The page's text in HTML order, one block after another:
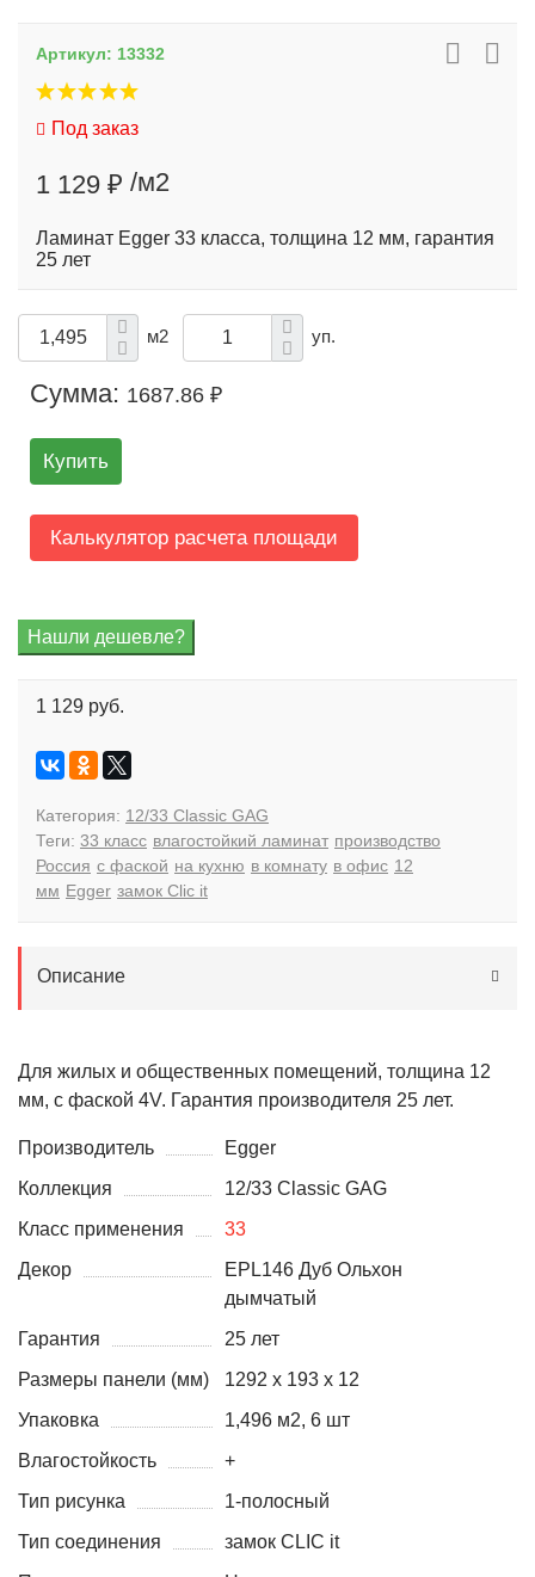
Артикул: 13332
Под заказ
1 129 ₽ /м2
Ламинат Egger 33 класса, толщина 12 мм, гарантия
25 лет
м2 уп.
Сумма: 1687.86 ₽
Купить
Калькулятор расчета площади
1 129 руб.
Категория: 12/33 Classic GAG
Теги: 33 класс влагостойкий ламинат производство
Россия с фаской на кухню в комнату в офис 12
мм Egger замок Clic it
Описание
Для жилых и общественных помещений, толщина 12
мм, с фаской 4V. Гарантия производителя 25 лет.
Производитель
Egger
Коллекция
12/33 Classic GAG
Класс применения
33
Декор
EPL146 Дуб Ольхон
дымчатый
Гарантия
25 лет
Размеры панели (мм)
1292 х 193 х 12
Упаковка
1,496 м2, 6 шт
Влагостойкость
+
Тип рисунка
1-полосный
Тип соединения
замок CLIC it